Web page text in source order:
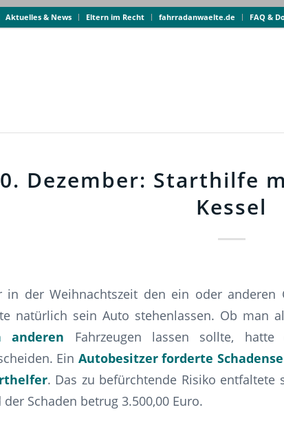
Aktuelles & News Eltern im Recht fahrradanwaelte.de FAQ &
Dezember: Starthilfe
Kessel
in der Weihnachtszeit den ein oder anderen
natürlich sein Auto stehenlassen. Ob man
anderen Fahrzeugen lassen sollte,
Ein Autobesitzer forderte
. Das zu befürchtende Risiko
der Schaden betrug 3.500,00 Euro.